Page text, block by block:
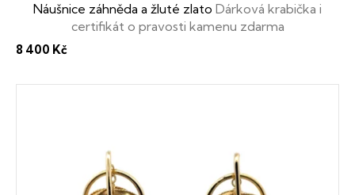
t
ů
Náušnice záhněda a žluté zlato Dárková krabička i
certifikát o pravosti kamenu zdarma
8 400 Kč